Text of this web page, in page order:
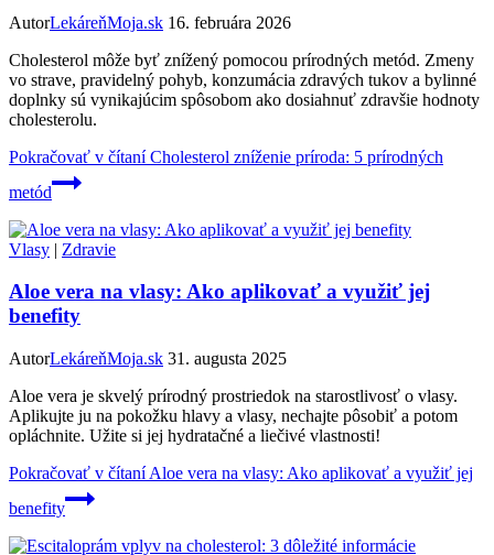
AutorLekáreňMoja.sk 16. februára 2026
Cholesterol môže byť znížený pomocou prírodných metód. Zmeny
vo strave, pravidelný pohyb, konzumácia zdravých tukov a bylinné
doplnky sú vynikajúcim spôsobom ako dosiahnuť zdravšie hodnoty
cholesterolu.
Pokračovať v čítaníCholesterol zníženie príroda: 5 prírodných
metód
Vlasy | Zdravie
Aloe vera na vlasy: Ako aplikovať a využiť jej
benefity
AutorLekáreňMoja.sk 31. augusta 2025
Aloe vera je skvelý prírodný prostriedok na starostlivosť o vlasy.
Aplikujte ju na pokožku hlavy a vlasy, nechajte pôsobiť a potom
opláchnite. Užite si jej hydratačné a liečivé vlastnosti!
Pokračovať v čítaníAloe vera na vlasy: Ako aplikovať a využiť jej
benefity